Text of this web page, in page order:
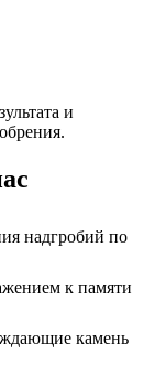
и
надгробий по
к памяти
камень